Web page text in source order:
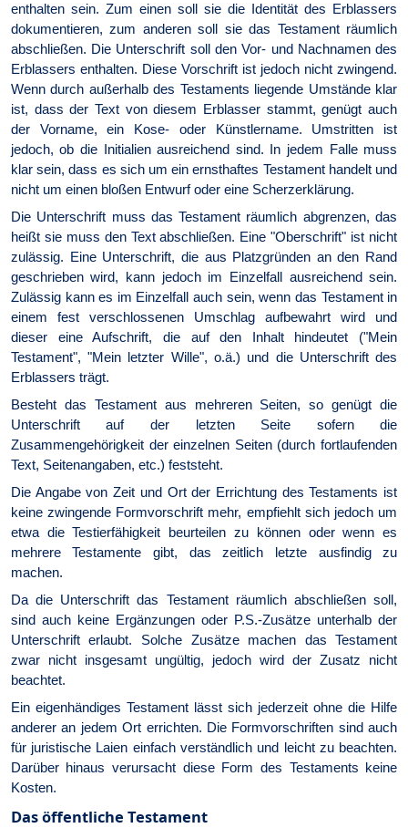
enthalten sein. Zum einen soll sie die Identität des Erblassers
dokumentieren, zum anderen soll sie das Testament räumlich
abschließen. Die Unterschrift soll den Vor- und Nachnamen des
Erblassers enthalten. Diese Vorschrift ist jedoch nicht zwingend.
Wenn durch außerhalb des Testaments liegende Umstände klar
ist, dass der Text von diesem Erblasser stammt, genügt auch
der Vorname, ein Kose- oder Künstlername. Umstritten ist
jedoch, ob die Initialien ausreichend sind. In jedem Falle muss
klar sein, dass es sich um ein ernsthaftes Testament handelt und
nicht um einen bloßen Entwurf oder eine Scherzerklärung.
Die Unterschrift muss das Testament räumlich abgrenzen, das
heißt sie muss den Text abschließen. Eine "Oberschrift" ist nicht
zulässig. Eine Unterschrift, die aus Platzgründen an den Rand
geschrieben wird, kann jedoch im Einzelfall ausreichend sein.
Zulässig kann es im Einzelfall auch sein, wenn das Testament in
einem fest verschlossenen Umschlag aufbewahrt wird und
dieser eine Aufschrift, die auf den Inhalt hindeutet ("Mein
Testament", "Mein letzter Wille", o.ä.) und die Unterschrift des
Erblassers trägt.
Besteht das Testament aus mehreren Seiten, so genügt die
Unterschrift auf der letzten Seite sofern die
Zusammengehörigkeit der einzelnen Seiten (durch fortlaufenden
Text, Seitenangaben, etc.) feststeht.
Die Angabe von Zeit und Ort der Errichtung des Testaments ist
keine zwingende Formvorschrift mehr, empfiehlt sich jedoch um
etwa die Testierfähigkeit beurteilen zu können oder wenn es
mehrere Testamente gibt, das zeitlich letzte ausfindig zu
machen.
Da die Unterschrift das Testament räumlich abschließen soll,
sind auch keine Ergänzungen oder P.S.-Zusätze unterhalb der
Unterschrift erlaubt. Solche Zusätze machen das Testament
zwar nicht insgesamt ungültig, jedoch wird der Zusatz nicht
beachtet.
Ein eigenhändiges Testament lässt sich jederzeit ohne die Hilfe
anderer an jedem Ort errichten. Die Formvorschriften sind auch
für juristische Laien einfach verständlich und leicht zu beachten.
Darüber hinaus verursacht diese Form des Testaments keine
Kosten.
Das öffentliche Testament